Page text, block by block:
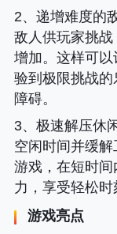
2、 递增难度的
敌人供玩家挑
增加。这样可
验到极限挑战
障碍。
3、 极速解压休
空闲时间并缓
游戏，在短时
力，享受轻松时
游戏亮点